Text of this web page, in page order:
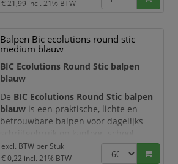
balie of thuis. Dankzij de medium
formulieren, agenda-aantekeningen en
administratieve documenten.
Deze voordeeldoos bevat
€ 21,99 incl. 21% BTW
Balpen Bic ecolutions round stic
medium blauw
BIC Ecolutions Round Stic balpen
blauw
De BIC Ecolutions Round Stic balpen
blauw is een praktische, lichte en
betrouwbare balpen voor dagelijks
schrijfgebruik op kantoor, school,
receptie, administratie, magazijn en
thuiswerkplek. Deze balpen schrijft
excl. BTW per Stuk
€ 0,22 incl. 21% BTW